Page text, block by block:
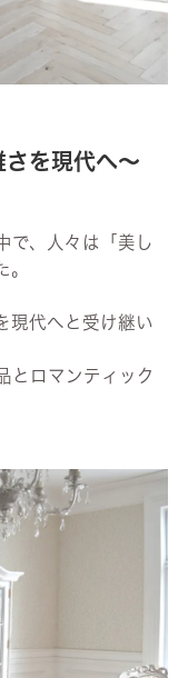
を現代へ～
で、人々は「美し
現代へと受け継い
とロマンティック